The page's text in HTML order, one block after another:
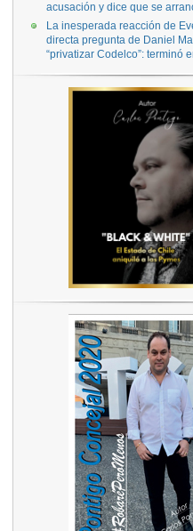
acusación y dice que se
La inesperada reacción de
directa pregunta de Daniel
“privatizar Codelco”: terminó